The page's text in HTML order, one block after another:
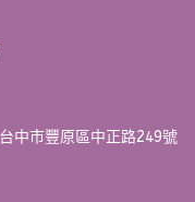
中市豐原區中正路249號